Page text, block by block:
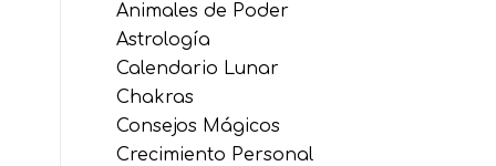
Animales de Poder
Astrología
Calendario Lunar
Chakras
Consejos Mágicos
Crecimiento Personal